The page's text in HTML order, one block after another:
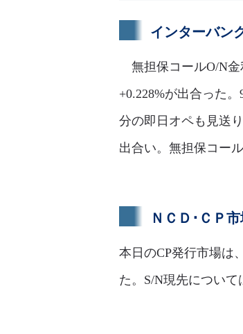
インターバン
無担保コールO/N金
+0.228%が出合った
分の即日オペも見送
出合い。無担保コー
ＮＣＤ･ＣＰ
本日のCP発行市場は
た。S/N現先について